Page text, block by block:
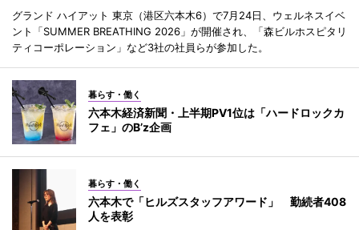
グランド ハイアット 東京（港区六本木6）で7月24日、ウェルネスイベ
ント「SUMMER BREATHING 2026」が開催され、「森ビルホスピタリ
ティコーポレーション」など3社の社員らが参加した。
暮らす・働く
六本木経済新聞・上半期PV1位は「ハードロックカ
フェ」のB’z企画
暮らす・働く
六本木で「ヒルズスタッフアワード」 勤続者408
人を表彰